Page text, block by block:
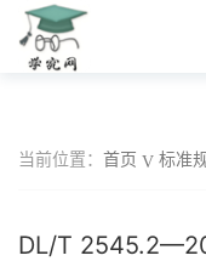
当前位置： 首页 标准
DL/T